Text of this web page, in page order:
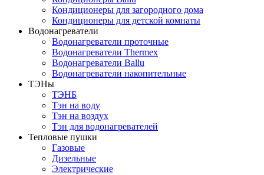
Кондиционеры для загородного дома
Кондиционеры для детской комнаты
Водонагреватели
Водонагреватели проточные
Водонагреватели Thermex
Водонагреватели Ballu
Водонагреватели накопительные
ТЭНы
ТЭНБ
Тэн на воду
Тэн на воздух
Тэн для водонагревателей
Тепловые пушки
Газовые
Дизельные
Электрические